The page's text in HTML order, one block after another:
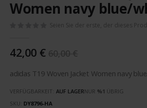
Bildergalerie
Women navy blue/
Seien Sie der erste, der dieses
42,00 €
adidas T19 Woven Jacket Women navy
VERFÜGBARKEIT: AUF LAGERNUR %1 ÜBRIG
SKU DY8796-HA